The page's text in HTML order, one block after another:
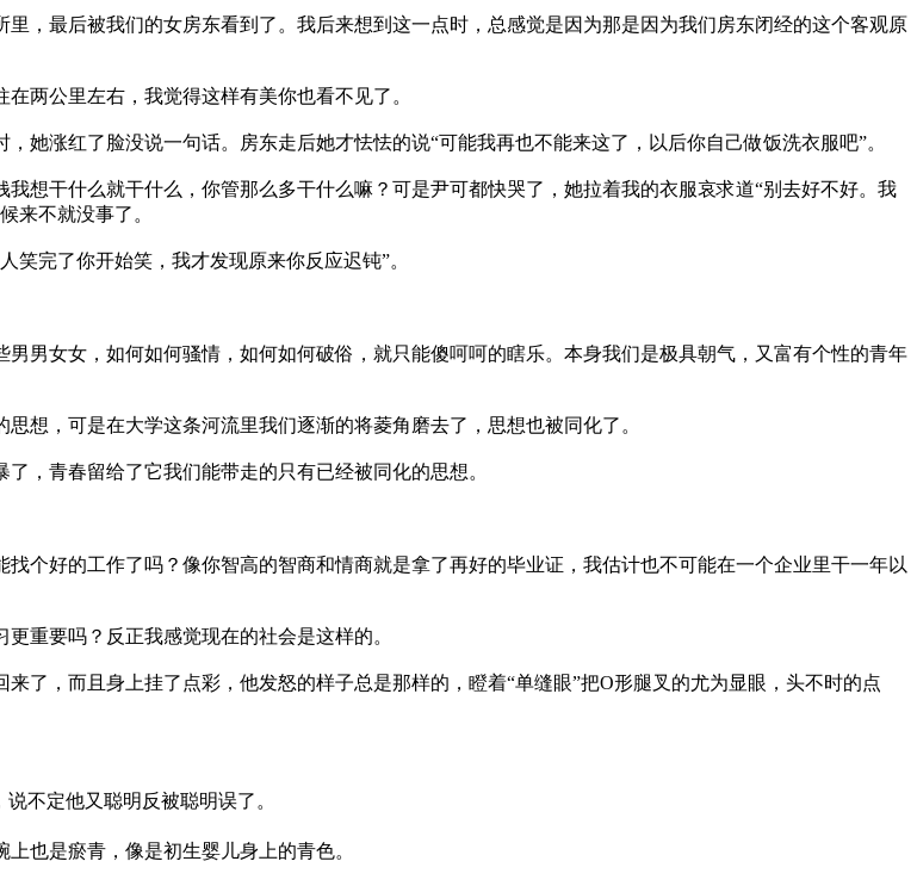
最后被我们的女房东看到了。我后来想到这一点时，总感觉是因为那是因为我们房东闭经的这个客观原
两公里左右，我觉得这样有美你也看不见了。
涨红了脸没说一句话。房东走后她才怯怯的说“可能我再也不能来这了，以后你自己做饭洗衣服吧”。
干什么就干什么，你管那么多干什么嘛？可是尹可都快哭了，她拉着我的衣服哀求道“别去好不好。我
来不就没事了。
完了你开始笑，我才发现原来你反应迟钝”。
女女，如何如何骚情，如何如何破俗，就只能傻呵呵的瞎乐。本身我们是极具朝气，又富有个性的青年
，可是在大学这条河流里我们逐渐的将菱角磨去了，思想也被同化了。
青春留给了它我们能带走的只有已经被同化的思想。
好的工作了吗？像你智高的智商和情商就是拿了再好的毕业证，我估计也不可能在一个企业里干一年以
重要吗？反正我感觉现在的社会是这样的。
，而且身上挂了点彩，他发怒的样子总是那样的，瞪着“单缝眼”把O形腿叉的尤为显眼，头不时的点
不定他又聪明反被聪明误了。
也是瘀青，像是初生婴儿身上的青色。